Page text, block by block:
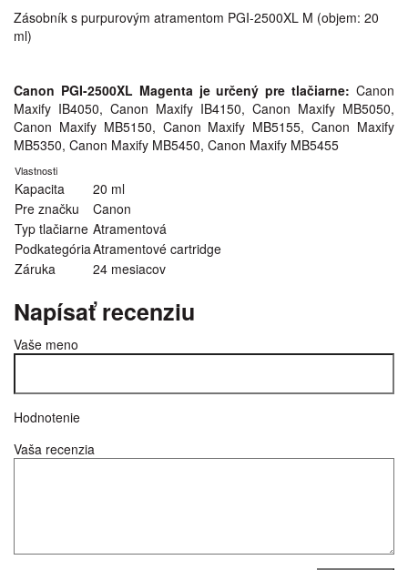
Zásobník s purpurovým atramentom PGI-2500XL M (objem: 20
ml)
Canon PGI-2500XL Magenta je určený pre tlačiarne: Canon
Maxify IB4050, Canon Maxify IB4150, Canon Maxify MB5050,
Canon Maxify MB5150, Canon Maxify MB5155, Canon Maxify
MB5350, Canon Maxify MB5450, Canon Maxify MB5455
Vlastnosti
Kapacita
20 ml
Pre značku
Canon
Typ tlačiarne Atramentová
PodkategóriaAtramentové cartridge
Záruka
24 mesiacov
Napísať recenziu
Vaše meno
Hodnotenie
Vaša recenzia